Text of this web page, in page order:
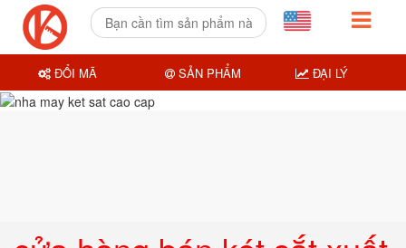
ĐỔI MÃ SẢN PHẨM ĐẠI LÝ